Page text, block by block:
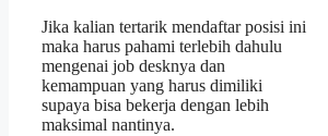
Jika kalian tertarik mendaftar posisi ini
maka harus pahami terlebih dahulu
mengenai job desknya dan
kemampuan yang harus dimiliki
supaya bisa bekerja dengan lebih
maksimal nantinya.